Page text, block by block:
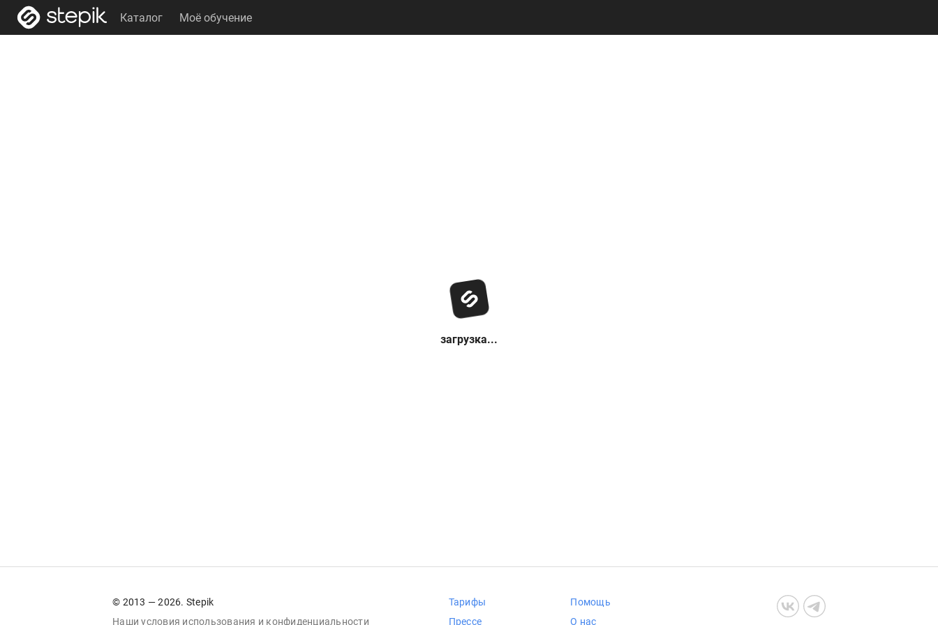
Каталог Моё обучение
загрузка...
© 2013 — 2026. Stepik
Наши условия использования и конфиденциальности
Тарифы
Прессе
Помощь
О нас